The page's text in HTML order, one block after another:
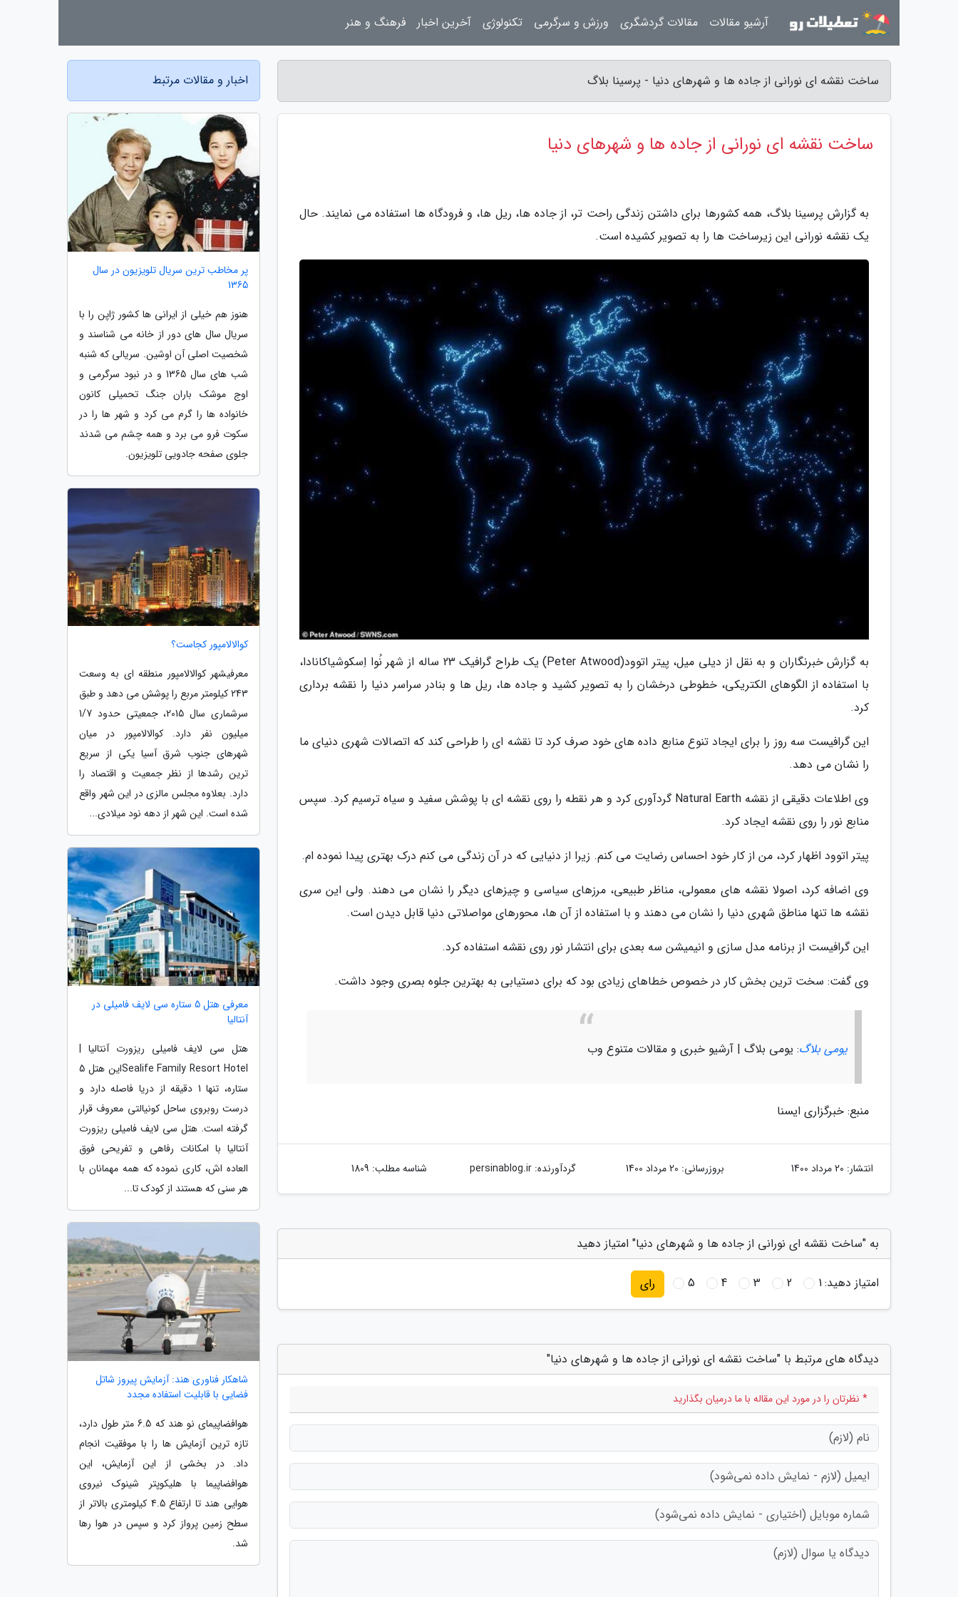
ساخت نقشه ای نورانی از جاده ها و شهرهای دنیا - پرسینا بلاگ
ساخت نقشه ای نورانی از جاده ها و شهرهای دنیا
به گزارش پرسینا بلاگ، همه کشورها برای داشتن زندگی راحت تر، از جاده ها، ریل ها، و فرودگاه ها استفاده می نمایند. حال
یک نقشه نورانی این زیرساخت ها را به تصویر کشیده است.
به گزارش خبرنگاران و به نقل از دیلی میل، پیتر اتوود(Peter Atwood) یک طراح گرافیک 23 ساله از شهر نُوا اِسکوشیاکانادا،
با استفاده از الگوهای الکتریکی، خطوطی درخشان را به تصویر کشید و جاده ها، ریل ها و بنادر سراسر دنیا را نقشه برداری
کرد.
این گرافیست سه روز را برای ایجاد تنوع منابع داده های خود صرف کرد تا نقشه ای را طراحی کند که اتصالات شهری دنیای ما
را نشان می دهد.
وی اطلاعات دقیقی از نقشه Natural Earth گردآوری کرد و هر نقطه را روی نقشه ای با پوشش سفید و سیاه ترسیم کرد. سپس
منابع نور را روی نقشه ایجاد کرد.
پیتر اتوود اظهار کرد، من از کار خود احساس رضایت می کنم. زیرا از دنیایی که در آن زندگی می کنم درک بهتری پیدا نموده ام.
وی اضافه کرد، اصولا نقشه های معمولی، مناظر طبیعی، مرزهای سیاسی و چیزهای دیگر را نشان می دهند. ولی این سری
نقشه ها تنها مناطق شهری دنیا را نشان می دهند و با استفاده از آن ها، محورهای مواصلاتی دنیا قابل دیدن است.
این گرافیست از برنامه مدل سازی و انیمیشن سه بعدی برای انتشار نور روی نقشه استفاده کرد.
وی گفت: سخت ترین بخش کار در خصوص خطاهای زیادی بود که برای دستیابی به بهترین جلوه بصری وجود داشت.
یومی بلاگ: یومی بلاگ | آرشیو خبری و مقالات متنوع وب
منبع: خبرگزاری ایسنا
انتشار: 20 مرداد 1400 بروزرسانی: 20 مرداد 1400 گردآورنده:persinablog.ir شناسه مطلب: 1809
به "ساخت نقشه ای نورانی از جاده ها و شهرهای دنیا" امتیاز دهید
امتیاز دهید:1
2
3
4
5 رای
دیدگاه های مرتبط با "ساخت نقشه ای نورانی از جاده ها و شهرهای دنیا"
* نظرتان را در مورد این مقاله با ما درمیان بگذارید
اخبار و مقالات مرتبط
پر مخاطب ترین سریال تلویزیون در سال
1365
هنوز هم خیلی از ایرانی ها کشور ژاپن را با
سریال سال های دور از خانه می شناسند و
شخصیت اصلی آن اوشین. سریالی که شنبه
شب های سال 1365 و در نبود سرگرمی و
اوج موشک باران جنگ تحمیلی کانون
خانواده ها را گرم می کرد و شهر ها را در
سکوت فرو می برد و همه چشم می شدند
جلوی صفحه جادویی تلویزیون.
کوالالامپور کجاست؟
معرفیشهر کوالالامپور منطقه ای به وسعت
243 کیلومتر مربع را پوشش می دهد و طبق
سرشماری سال 2015، جمعیتی حدود 1/7
میلیون نفر دارد. کوالالامپور در میان
شهرهای جنوب شرق آسیا یکی از سریع
ترین رشدها از نظر جمعیت و اقتصاد را
دارد. بعلاوه مجلس مالزی در این شهر واقع
شده است. این شهر از دهه نود میلادی...
معرفی هتل 5 ستاره سی لایف فامیلی در
آنتالیا
هتل سی لایف فامیلی ریزورت آنتالیا |
Sealife Family Resort Hotelاین هتل 5
ستاره، تنها 1 دقیقه از دریا فاصله دارد و
درست روبروی ساحل کونیالتی معروف قرار
گرفته است. هتل سی لایف فامیلی ریزورت
آنتالیا با امکانات رفاهی و تفریحی فوق
العاده اش، کاری نموده که همه مهمانان با
هر سنی که هستند از کودک تا...
شاهکار فناوری هند: آزمایش پیروز شاتل
فضایی با قابلیت استفاده مجدد
هوافضاپیمای نو هند که 6.5 متر طول دارد،
تازه ترین آزمایش ها را با موفقیت انجام
داد. در بخشی از این آزمایش، این
هوافضاپیما با هلیکوپتر شینوک نیروی
هوایی هند تا ارتفاع 4.5 کیلومتری بالاتر از
سطح زمین پرواز کرد و سپس در هوا رها
شد.
آرشیو مقالات مقالات گردشگری ورزش و سرگرمی تکنولوژی آخرین اخبار فرهنگ و هنر